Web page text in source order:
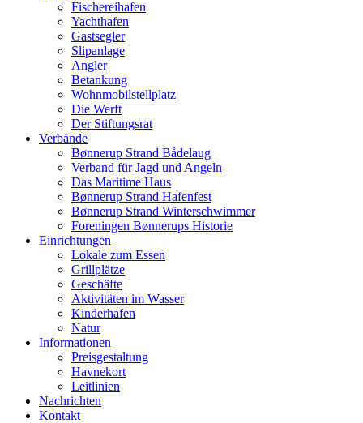
Fischereihafen
Yachthafen
Gastsegler
Slipanlage
Angler
Betankung
Wohnmobilstellplatz
Die Werft
Der Stiftungsrat
Verbände
Bønnerup Strand Bådelaug
Verband für Jagd und Angeln
Das Maritime Haus
Bønnerup Strand Hafenfest
Bønnerup Strand Winterschwimmer
Foreningen Bønnerups Historie
Einrichtungen
Lokale zum Essen
Grillplätze
Geschäfte
Aktivitäten im Wasser
Kinderhafen
Natur
Informationen
Preisgestaltung
Havnekort
Leitlinien
Nachrichten
Kontakt